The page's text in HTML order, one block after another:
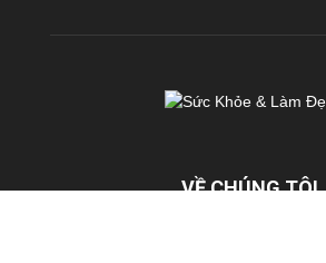
VỀ CHÚNG TÔI